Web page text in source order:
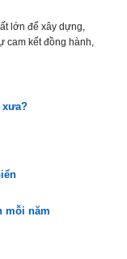
lớn để xây dựng,
cam kết đồng hành,
xưa?
mỗi năm